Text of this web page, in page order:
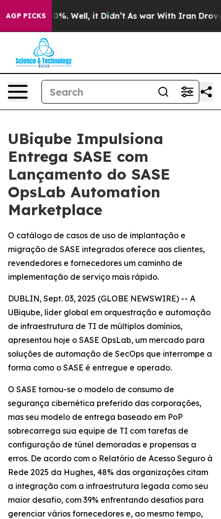
AGP PICKS40%. Well, it Didn’t As war With Iran Drove
UBiqube Impulsiona
Entrega SASE com
Lançamento do SASE
OpsLab Automation
Marketplace
O catálogo de casos de uso de implantação e
migração de SASE integrados oferece aos clientes,
revendedores e fornecedores um caminho de
implementação de serviço mais rápido.
DUBLIN, Sept. 03, 2025 (GLOBE NEWSWIRE) -- A
UBiqube, líder global em orquestração e automação
de infraestrutura de TI de múltiplos domínios,
apresentou hoje o SASE OpsLab, um mercado para
soluções de automação de SecOps que interrompe a
forma como o SASE é entregue e operado.
O SASE tornou-se o modelo de consumo de
segurança cibernética preferido das corporações,
mas seu modelo de entrega baseado em PoP
sobrecarrega sua equipe de TI com tarefas de
configuração de túnel demoradas e propensas a
erros. De acordo com o Relatório de Acesso Seguro à
Rede 2025 da Hughes, 48% das organizações citam
a integração com a infraestrutura legada como seu
maior desafio, com 39% enfrentando desafios para
gerenciar vários fornecedores e, ao mesmo tempo,